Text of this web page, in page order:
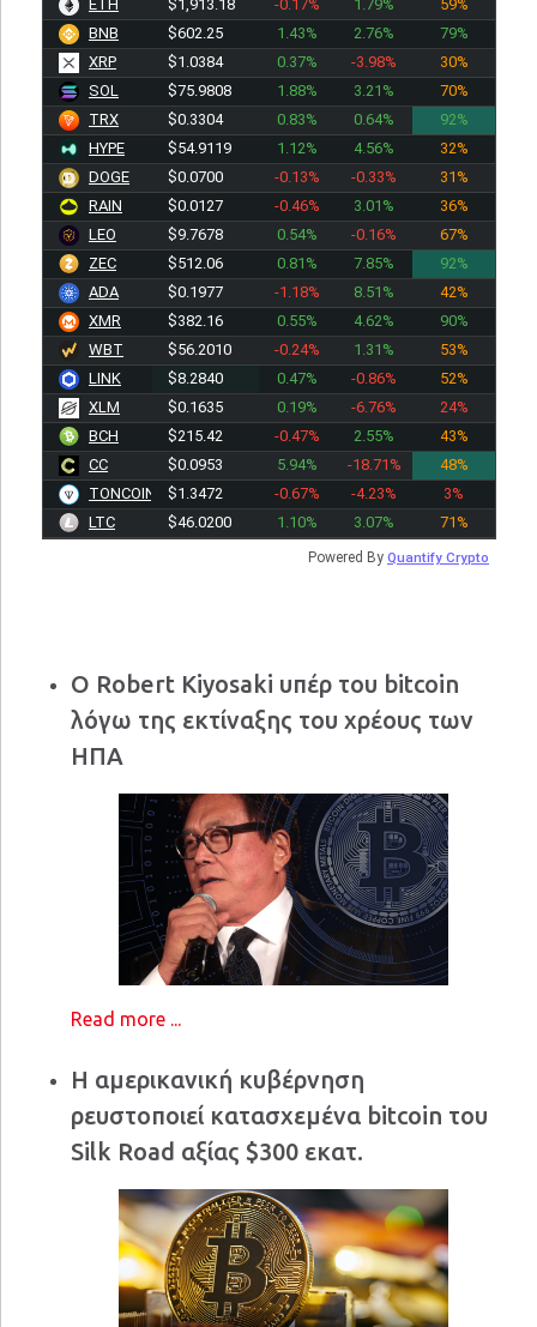
ETH $1,913.18 -0.17% 1.79%
59%
BNB
$602.25 1.43% 2.76%
79%
XRP
$1.0384 0.37% -3.98%
30%
SOL
$75.9808 1.88% 3.21%
70%
TRX
$0.3304 0.83% 0.64%
92%
HYPE
$54.9119 1.12% 4.56%
32%
DOGE
$0.0700 -0.13% -0.33%
31%
RAIN
$0.0127 -0.46% 3.01%
36%
LEO
$9.7678 0.54% -0.16%
67%
ZEC
$512.06 0.81% 7.85%
92%
ADA
$0.1977 -1.18% 8.51%
42%
XMR
$382.16 0.55% 4.62%
90%
WBT
$56.2010 -0.24% 1.31%
53%
LINK
$8.2840 0.47% -0.86%
52%
XLM
$0.1635 0.19% -6.76%
24%
BCH
$215.42 -0.47% 2.55%
43%
CC
$0.0953 5.94% -18.71%
48%
TONCOIN
$1.3472 -0.67% -4.23%
3%
LTC
$46.0200 1.10% 3.07% 71%
Powered By Quantify Crypto
Ο Robert Kiyosaki υπέρ του bitcoin
λόγω της εκτίναξης του χρέους των
ΗΠΑ
Read more ...
Η αμερικανική κυβέρνηση
ρευστοποιεί κατασχεμένα bitcoin του
Silk Road αξίας $300 εκατ.